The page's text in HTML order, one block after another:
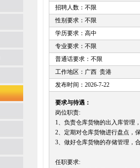
招聘人数：不限
性别要求：不限
学历要求：高中
专业要求：不限
普通话要求：不限
工作地区：广西 贵港
发布时间：2026-7-22
要求与待遇：
岗位职责:
1、负责仓库货物的出入库管理
2、定期对仓库货物进行盘点，
3、做好仓库货物的存储管理，
任职要求: